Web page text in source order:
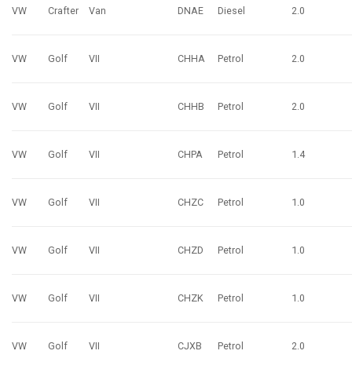
VW Crafter Van DNAE Diesel 2.0
VW Golf VII CHHA Petrol 2.0
VW Golf VII CHHB Petrol 2.0
VW Golf VII CHPA Petrol 1.4
VW Golf VII CHZC Petrol 1.0
VW Golf VII CHZD Petrol 1.0
VW Golf VII CHZK Petrol 1.0
VW Golf VII CJXB Petrol 2.0